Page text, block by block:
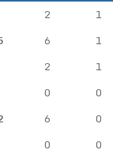
2
1
6
1
2
1
0
0
6
0
0
0